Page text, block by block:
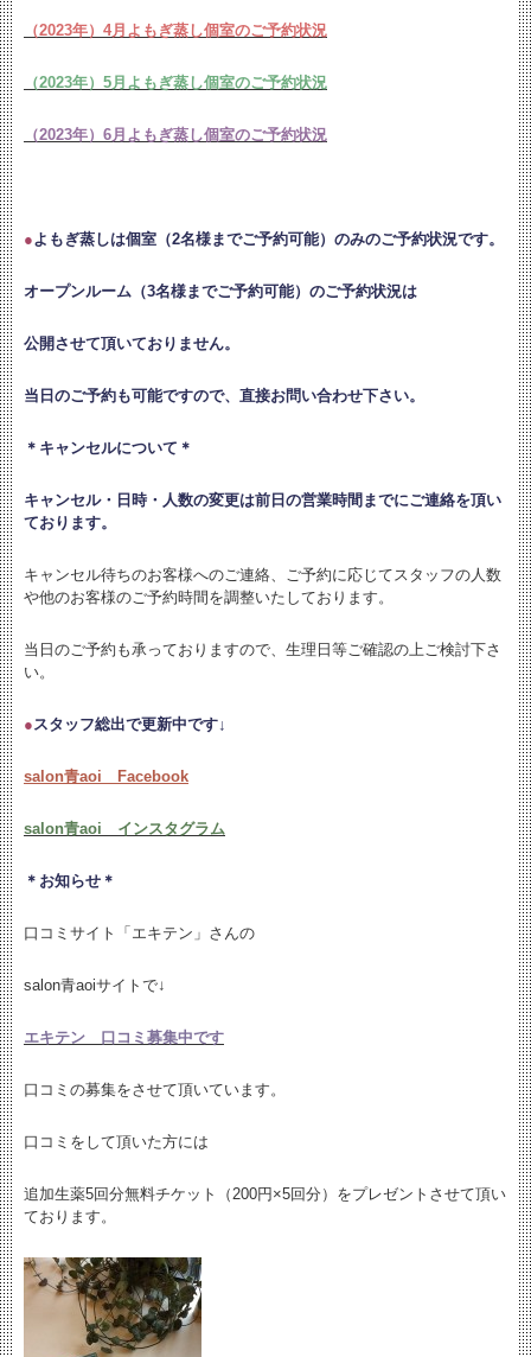
（2023年）4月よもぎ蒸し個室のご予約状況
（2023年）5月よもぎ蒸し個室のご予約状況
（2023年）6月よもぎ蒸し個室のご予約状況
●よもぎ蒸しは個室（2名様までご予約可能）のみのご予約状況です。
オープンルーム（3名様までご予約可能）のご予約状況は
公開させて頂いておりません。
当日のご予約も可能ですので、直接お問い合わせ下さい。
＊キャンセルについて＊
キャンセル・日時・人数の変更は前日の営業時間までにご連絡を頂い
ております。
キャンセル待ちのお客様へのご連絡、ご予約に応じてスタッフの人数
や他のお客様のご予約時間を調整いたしております。
当日のご予約も承っておりますので、生理日等ご確認の上ご検討下さ
い。
●スタッフ総出で更新中です↓
salon青aoi Facebook
salon青aoi インスタグラム
＊お知らせ＊
口コミサイト「エキテン」さんの
salon青aoiサイトで↓
エキテン 口コミ募集中です
口コミの募集をさせて頂いています。
口コミをして頂いた方には
追加生薬5回分無料チケット（200円×5回分）をプレゼントさせて頂い
ております。